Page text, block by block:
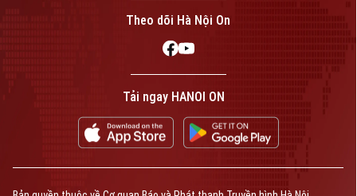
Bản quyền thuộc về Cơ quan Báo và Phát thanh Truyền hình Hà Nội Giấy
Số 3-5 Huỳnh Thúc Kháng-Phường Láng-Hà Nội
Phó Giám đốc: Nguyễn Kim Khiêm, Nguyễn Minh Đức, Nguyễn Thành Lợi
Theo dõi Hà Nội On
Tải ngay HANOI ON